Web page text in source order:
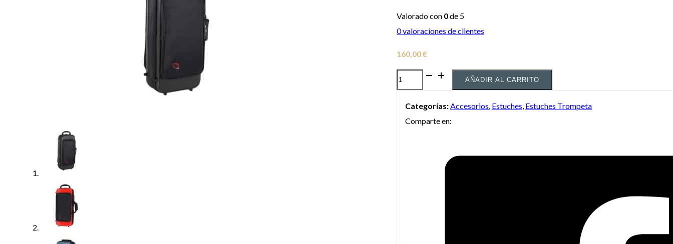
Valorado con 0de 5
0valoraciones de clientes
160,00€
Estuche
para
Trompeta
Ortolá
AÑADIR AL CARRITO
Categorías: Accesorios Estuches Estuches Trompeta
Comparte en: